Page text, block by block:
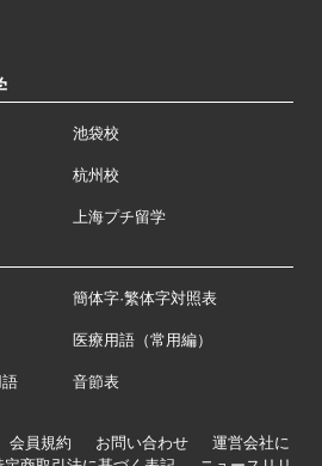
池袋校
杭州校
上海プチ留学
簡体字·繁体字対照表
医療用語（常用編）
音節表
会員規約 お問い合わせ
運営会社に